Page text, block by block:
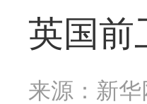
英国前
来源：新华